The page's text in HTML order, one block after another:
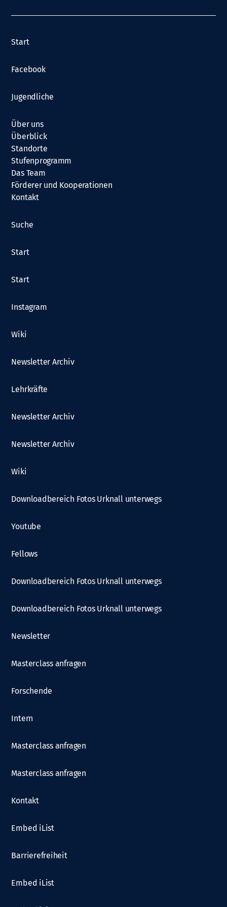
Start
Facebook
Jugendliche
Über uns
Überblick
Standorte
Stufenprogramm
Das Team
Förderer und Kooperationen
Kontakt
Suche
Start
Start
Instagram
Wiki
Newsletter Archiv
Lehrkräfte
Newsletter Archiv
Newsletter Archiv
Wiki
Downloadbereich Fotos Urknall unterwegs
Youtube
Fellows
Downloadbereich Fotos Urknall unterwegs
Downloadbereich Fotos Urknall unterwegs
Newsletter
Masterclass anfragen
Forschende
Intern
Masterclass anfragen
Masterclass anfragen
Kontakt
Embed iList
Barrierefreiheit
Embed iList